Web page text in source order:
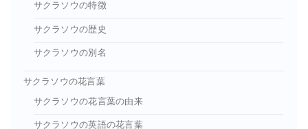
サクラソウの特徴
サクラソウの歴史
サクラソウの別名
サクラソウの花言葉
サクラソウの花言葉の由来
サクラソウの英語の花言葉